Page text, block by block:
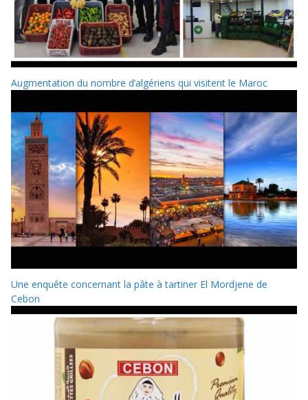
Augmentation du nombre d’algériens qui visitent le Maroc
Une enquête concernant la pâte à tartiner El Mordjene de
Cebon